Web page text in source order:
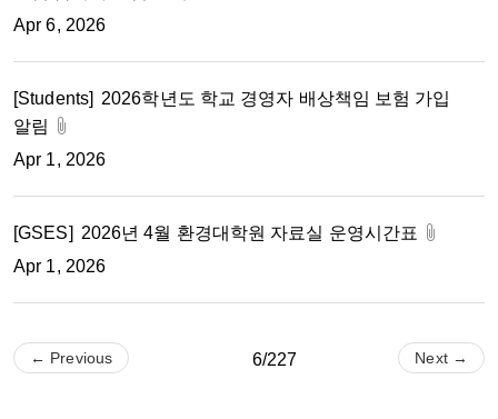
Apr 6, 2026
[Students] 2026학년도 학교 경영자 배상책임 보험 가입
알림
Apr 1, 2026
[GSES] 2026년 4월 환경대학원 자료실 운영시간표
Apr 1, 2026
← Previous 6/227 Next →